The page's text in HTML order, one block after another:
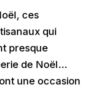
ces
qui
presque
de Noël…
une occasion